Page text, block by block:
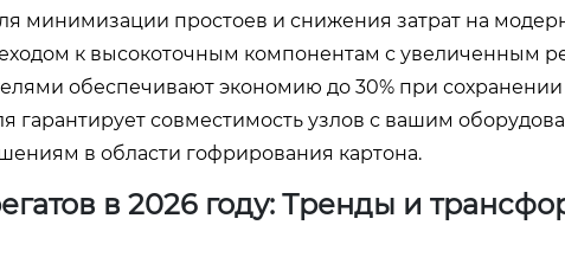
минимизации простоев и снижения затрат на
к высокоточным компонентам с увеличенным
обеспечивают экономию до 30% при
гарантирует совместимость узлов с вашим
в области гофрирования картона.
в 2026 году: Тренды и